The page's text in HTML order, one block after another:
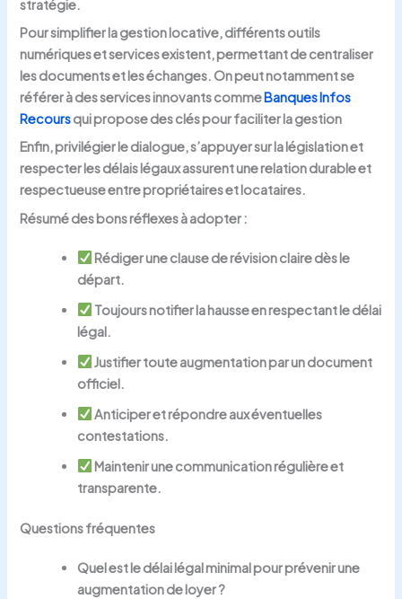
stratégie.
Pour simplifier la gestion locative, différents outils
numériques et services existent, permettant de centraliser
les documents et les échanges. On peut notamment se
référer à des services innovants commeBanques Infos
Recoursqui propose des clés pour faciliter la gestion
Enfin, privilégier le dialogue, s’appuyer sur la législation et
respecter les délais légaux assurent une relation durable et
respectueuse entre propriétaires et locataires.
Résumé des bons réflexes à adopter :
Rédiger une clause de révision claire dès le
départ.
Toujours notifier la hausse en respectant le délai
légal.
Justifier toute augmentation par un document
officiel.
Anticiper et répondre aux éventuelles
contestations.
Maintenir une communication régulière et
transparente.
Questions fréquentes
Quel est le délai légal minimal pour prévenir une
augmentation de loyer ?